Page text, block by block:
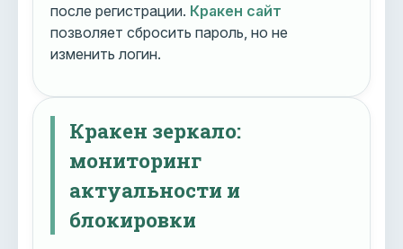
после регистрации. Кракен сайт
позволяет сбросить пароль, но не
изменить логин.
Кракен зеркало:
мониторинг
актуальности и
блокировки